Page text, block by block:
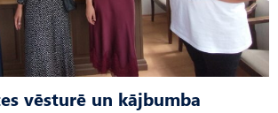
vēsturē un kājbumba